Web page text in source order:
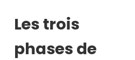
Les trois
phases de